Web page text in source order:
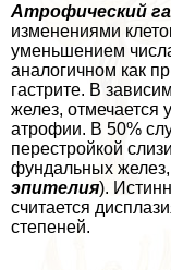
Атрофический
изменениями
уменьшением
аналогичном как
гастрите. В
желез,
атрофии. В 50%
перестройкой
фундальных желез,
эпителия).
считается
степеней.